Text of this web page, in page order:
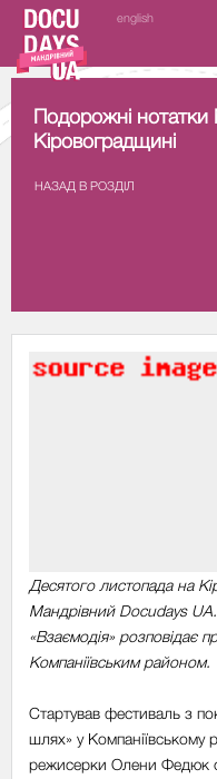
english
Подорожні нотатки
Кіровоградщині
НАЗАД В РОЗДIЛ
Десятого листопада на
Мандрівний Docudays UA.
«Взаємодія» розповідає
Компаніївським районом.
Стартував фестиваль з
шлях» у Компаніївському
режисерки Олени Федюк